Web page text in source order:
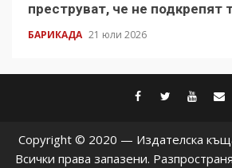
преструват, че не подкрепят
БАРИКАДА 21 юли 2026
facebook
twitter
Copyright © 2020 — Издателска
Всички права запазени.